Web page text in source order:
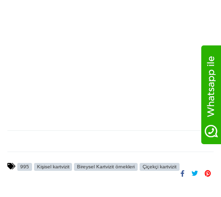
995 Kişisel kartvizit Bireysel Kartvizit örnekleri Çiçekçi kartvizit